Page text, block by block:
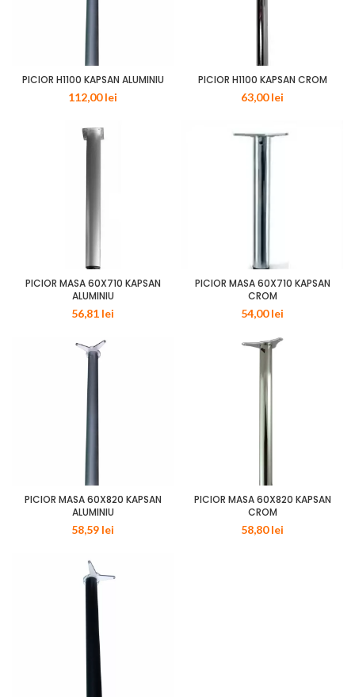
PICIOR H1100 KAPSAN ALUMINIU
112,00lei
PICIOR H1100 KAPSAN CROM
63,00lei
PICIOR MASA 60X710 KAPSAN
ALUMINIU
56,81 lei
PICIOR MASA 60X710 KAPSAN
CROM
54,00lei
PICIOR MASA 60X820 KAPSAN
ALUMINIU
58,59 lei
PICIOR MASA 60X820 KAPSAN
CROM
58,80lei